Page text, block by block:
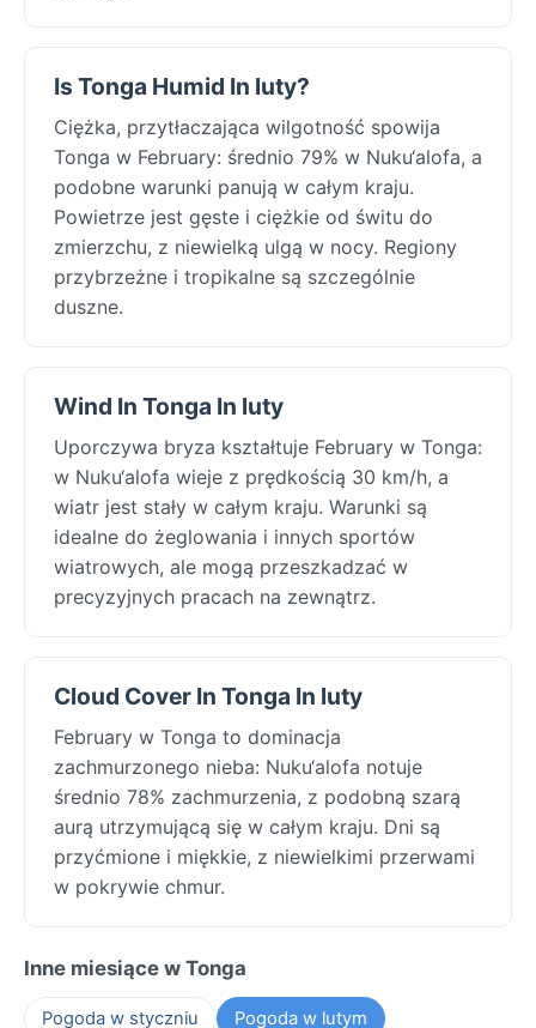
Is Tonga Humid In luty?
Ciężka, przytłaczająca wilgotność spowija
Tonga w February: średnio 79% w Nuku‘alofa, a
podobne warunki panują w całym kraju.
Powietrze jest gęste i ciężkie od świtu do
zmierzchu, z niewielką ulgą w nocy. Regiony
przybrzeżne i tropikalne są szczególnie
duszne.
Wind In Tonga In luty
Uporczywa bryza kształtuje February w Tonga:
w Nuku‘alofa wieje z prędkością 30 km/h, a
wiatr jest stały w całym kraju. Warunki są
idealne do żeglowania i innych sportów
wiatrowych, ale mogą przeszkadzać w
precyzyjnych pracach na zewnątrz.
Cloud Cover In Tonga In luty
February w Tonga to dominacja
zachmurzonego nieba: Nuku‘alofa notuje
średnio 78% zachmurzenia, z podobną szarą
aurą utrzymującą się w całym kraju. Dni są
przyćmione i miękkie, z niewielkimi przerwami
w pokrywie chmur.
Inne miesiące w Tonga
Pogoda w styczniu Pogoda w lutym